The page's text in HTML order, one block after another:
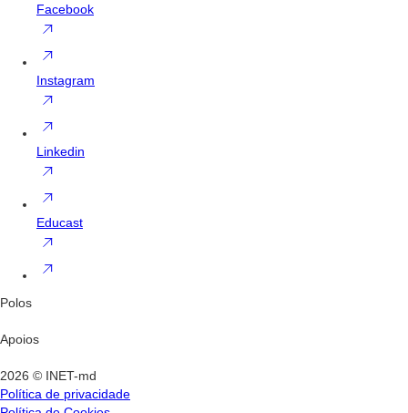
Facebook
Instagram
Linkedin
Educast
Polos
Apoios
2026 © INET-md
Política de privacidade